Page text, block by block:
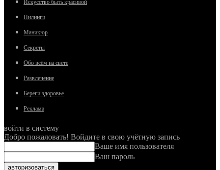
Искусство быть красивой
Пилинги
Маникюр
Секреты
Обо всём на свете
Развлечение
Береги здоровье
Реклама
войти в систему
Добро пожаловать! Войдите в свою учётную запись
Ваше имя пользователя
Ваш пароль